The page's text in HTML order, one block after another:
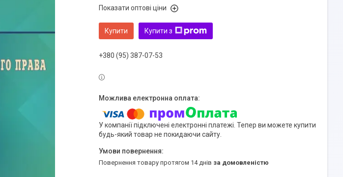
Показати оптові ціни
Купити Купити з
+380 (95) 387-07-53
У компанії підключені електронні платежі. Тепер ви можете купити
будь-який товар не покидаючи сайту.
повернення товару протягом 14 днів за домовленістю